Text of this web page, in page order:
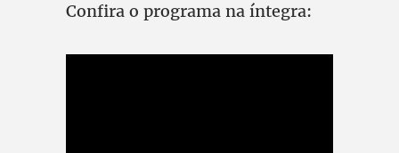
Confira o programa na íntegra: